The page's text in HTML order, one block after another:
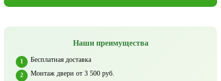
Наши преимущества
Бесплатная доставка
Монтаж двери от 3 500 руб.